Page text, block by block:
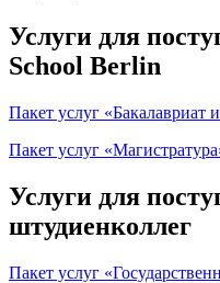
Услуги для
School Berlin
Пакет услуг «Бакалавриат
Пакет услуг
Услуги для
штудиенколлег
Пакет услуг